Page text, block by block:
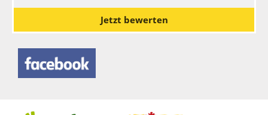
Jetzt bewerten